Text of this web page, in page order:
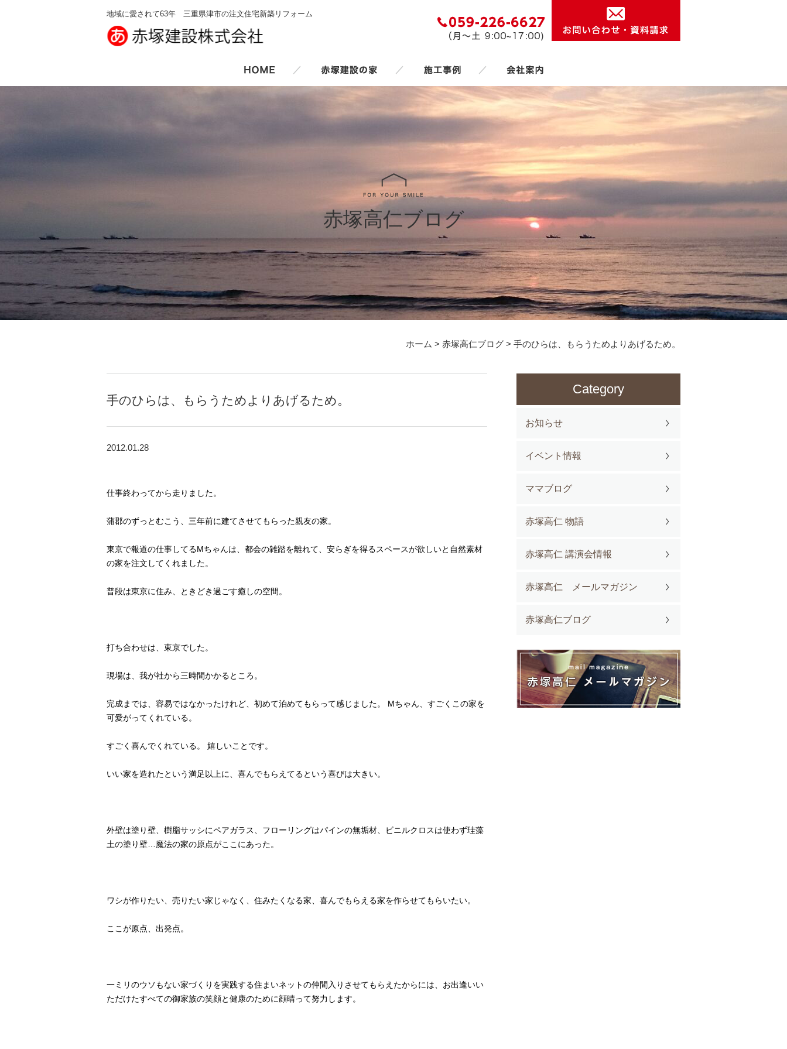
地域に愛されて63年 三重県津市の注文住宅新築リフォーム
／ ／ ／
赤塚高仁ブログ
ホーム > 赤塚高仁ブログ > 手のひらは、もらうためよりあげるため。
手のひらは、もらうためよりあげるため。
2012.01.28
仕事終わってから走りました。
蒲郡のずっとむこう、三年前に建てさせてもらった親友の家。
東京で報道の仕事してるMちゃんは、都会の雑踏を離れて、安らぎを得るスペースが欲しいと自然素材
の家を注文してくれました。
普段は東京に住み、ときどき過ごす癒しの空間。
打ち合わせは、東京でした。
現場は、我が社から三時間かかるところ。
完成までは、容易ではなかったけれど、初めて泊めてもらって感じました。 Mちゃん、すごくこの家を
可愛がってくれている。
すごく喜んでくれている。 嬉しいことです。
いい家を造れたという満足以上に、喜んでもらえてるという喜びは大きい。
外壁は塗り壁、樹脂サッシにペアガラス、フローリングはパインの無垢材、ビニルクロスは使わず珪藻
土の塗り壁…魔法の家の原点がここにあった。
ワシが作りたい、売りたい家じゃなく、住みたくなる家、喜んでもらえる家を作らせてもらいたい。
ここが原点、出発点。
一ミリのウソもない家づくりを実践する住まいネットの仲間入りさせてもらえたからには、お出逢いい
ただけたすべての御家族の笑顔と健康のために顔晴って努力します。
Category
お知らせ
イベント情報
ママブログ
赤塚高仁 物語
赤塚高仁 講演会情報
赤塚高仁 メールマガジン
赤塚高仁ブログ